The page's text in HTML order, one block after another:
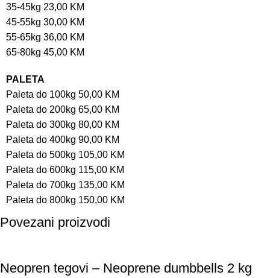
35-45kg 23,00 KM
45-55kg 30,00 KM
55-65kg 36,00 KM
65-80kg 45,00 KM
PALETA
Paleta do 100kg 50,00 KM
Paleta do 200kg 65,00 KM
Paleta do 300kg 80,00 KM
Paleta do 400kg 90,00 KM
Paleta do 500kg 105,00 KM
Paleta do 600kg 115,00 KM
Paleta do 700kg 135,00 KM
Paleta do 800kg 150,00 KM
Povezani proizvodi
Neopren tegovi – Neoprene dumbbells 2 kg